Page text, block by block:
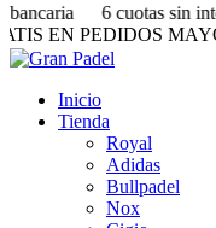
Inicio
Tienda
Royal
Adidas
Bullpadel
Nox
6 cuotas sin
PEDIDOS MAYORES